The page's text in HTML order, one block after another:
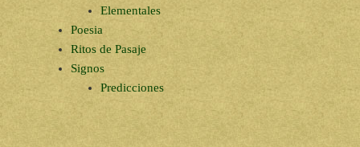
Elementales
Poesia
Ritos de Pasaje
Signos
Predicciones